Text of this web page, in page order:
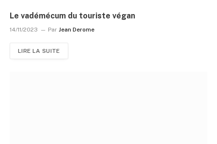
Le vadémécum du touriste végan
14/11/2023 Par Jean Derome
LIRE LA SUITE